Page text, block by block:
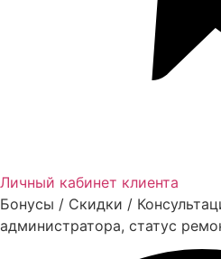
Личный кабинет клиента
Бонусы / Скидки /
администратора, статус